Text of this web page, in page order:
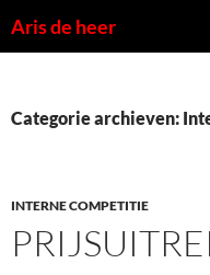
naar
Aris de heer
Categorie archieven:
INTERNE COMPETITIE